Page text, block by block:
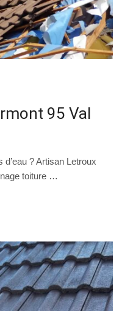
95 Val
? Artisan Letroux
toiture …